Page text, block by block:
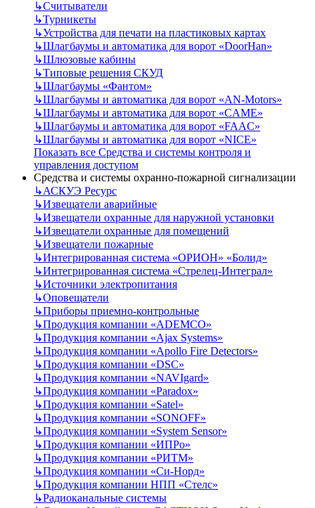
↳Считыватели
↳Турникеты
↳Устройства для печати на пластиковых картах
↳Шлагбаумы и автоматика для ворот «DoorHan»
↳Шлюзовые кабины
↳Типовые решения СКУД
↳Шлагбаумы «Фантом»
↳Шлагбаумы и автоматика для ворот «AN-Motors»
↳Шлагбаумы и автоматика для ворот «CAME»
↳Шлагбаумы и автоматика для ворот «FAAC»
↳Шлагбаумы и автоматика для ворот «NICE»
Показать все Средства и системы контроля и
управления доступом
Средства и системы охранно-пожарной сигнализации
↳АСКУЭ Ресурс
↳Извещатели аварийные
↳Извещатели охранные для наружной установки
↳Извещатели охранные для помещений
↳Извещатели пожарные
↳Интегрированная система «ОРИОН» «Болид»
↳Интегрированная система «Стрелец-Интеграл»
↳Источники электропитания
↳Оповещатели
↳Приборы приемно-контрольные
↳Продукция компании «ADEMCO»
↳Продукция компании «Ajax Systems»
↳Продукция компании «Apollo Fire Detectors»
↳Продукция компании «DSC»
↳Продукция компании «NAVIgard»
↳Продукция компании «Paradox»
↳Продукция компании «Satel»
↳Продукция компании «SONOFF»
↳Продукция компании «System Sensor»
↳Продукция компании «ИПРо»
↳Продукция компании «РИТМ»
↳Продукция компании «Си-Норд»
↳Продукция компании НПП «Стелс»
↳Радиоканальные системы